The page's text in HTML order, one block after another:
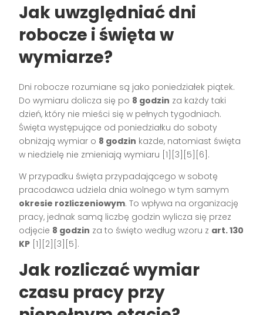
Jak uwzględniać dni
robocze i święta w
wymiarze?
Dni robocze rozumiane są jako poniedziałek piątek.
Do wymiaru dolicza się po 8 godzin za każdy taki
dzień, który nie mieści się w pełnych tygodniach.
Święta występujące od poniedziałku do soboty
obniżają wymiar o 8 godzin każde, natomiast święta
w niedzielę nie zmieniają wymiaru [1][3][5][6].
W przypadku święta przypadającego w sobotę
pracodawca udziela dnia wolnego w tym samym
okresie rozliczeniowym. To wpływa na organizację
pracy, jednak samą liczbę godzin wylicza się przez
odjęcie 8 godzin za to święto według wzoru z art. 130
KP [1][2][3][5].
Jak rozliczać wymiar
czasu pracy przy